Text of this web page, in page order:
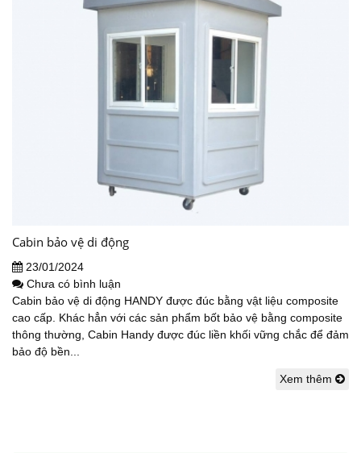
Cabin bảo vệ di động
23/01/2024
Chưa có bình luận
Cabin bảo vệ di động HANDY được đúc bằng vật liệu composite
cao cấp. Khác hẳn với các sản phẩm bốt bảo vệ bằng composite
thông thường, Cabin Handy được đúc liền khối vững chắc để đảm
bảo độ bền...
Xem thêm